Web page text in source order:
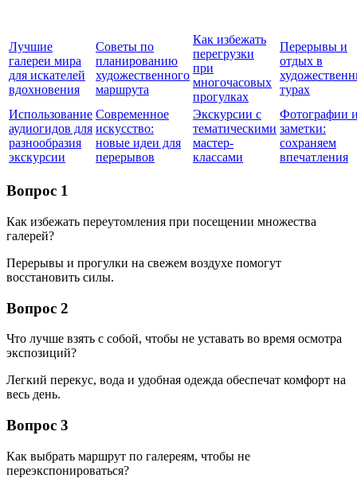
Лучшие
галереи мира
для искателей
вдохновения
Советы по
планированию
художественного
маршрута
Как избежать
перегрузки
при
многочасовых
прогулках
Перерывы и
отдых в
турах
Использование
аудиогидов для
разнообразия
экскурсии
Современное
искусство:
новые идеи для
перерывов
Экскурсии с
тематическими
мастер-
классами
Фотографии
заметки:
сохраняем
впечатления
Вопрос 1
Как избежать переутомления при посещении множества
галерей?
Перерывы и прогулки на свежем воздухе помогут
восстановить силы.
Вопрос 2
Что лучше взять с собой, чтобы не уставать во время осмотра
экспозиций?
Легкий перекус, вода и удобная одежда обеспечат комфорт на
весь день.
Вопрос 3
Как выбрать маршрут по галереям, чтобы не
переэкспонироваться?